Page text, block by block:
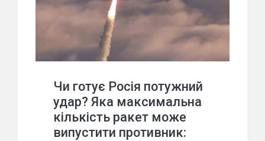
Чи готує Росія потужний
удар? Яка максимальна
кількість ракет може
випустити противник: